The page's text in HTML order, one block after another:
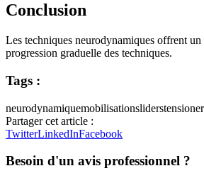
Conclusion
Les techniques neurodynamiques offrent
progression graduelle des techniques.
Tags :
neurodynamiquemobilisationsliders
Partager cet article :
TwitterLinkedInFacebook
Besoin d'un avis professionnel ?